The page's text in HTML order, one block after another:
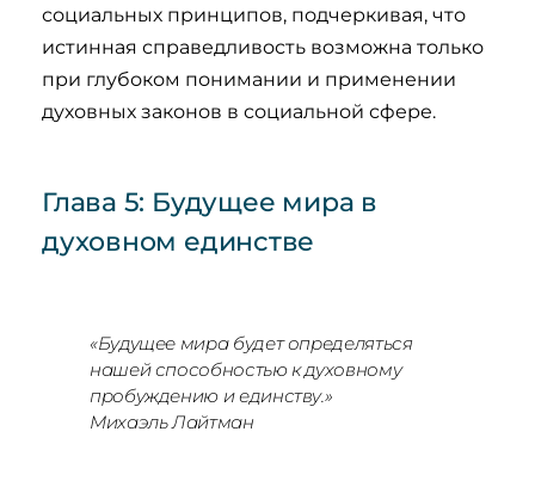
социальных принципов, подчеркивая, что
истинная справедливость возможна только
при глубоком понимании и применении
духовных законов в социальной сфере.
Глава 5: Будущее мира в
духовном единстве
«Будущее мира будет определяться
нашей способностью к духовному
пробуждению и единству.»
Михаэль Лайтман